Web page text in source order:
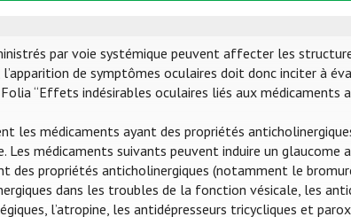
par voie systémique peuvent affecter les
l’apparition de symptômes oculaires doit donc inciter à
“Effets indésirables oculaires liés aux médicaments
les médicaments ayant des propriétés
Les médicaments suivants peuvent induire un glaucome
des propriétés anticholinergiques (notamment le
dans les troubles de la fonction vésicale, les
l’atropine, les antidépresseurs tricycliques et